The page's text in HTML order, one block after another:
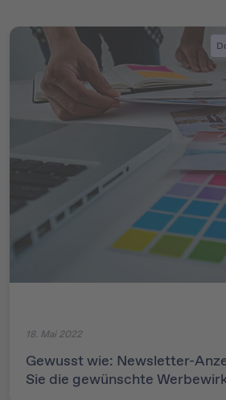
18. Mai 2022
Gewusst wie: Newsletter-
Sie die gewünschte